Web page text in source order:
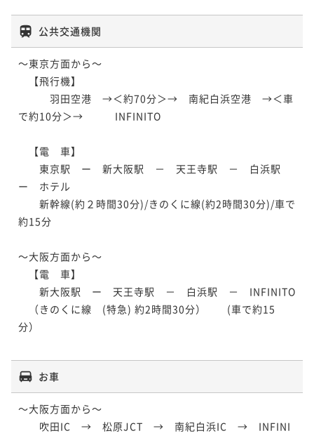
公共交通機関
～東京方面から～
【飛行機】
羽田空港　→＜約70分＞→　南紀白浜空港　→＜車
で約10分＞→　　　INFINITO
【電　車】
東京駅　ー　新大阪駅　－　天王寺駅　－　白浜駅
ー　ホテル
新幹線(約２時間30分)/きのくに線(約2時間30分)/車で
約15分
～大阪方面から～
【電　車】
新大阪駅　ー　天王寺駅　－　白浜駅　－　INFINITO
（きのくに線　(特急) 約2時間30分）　　(車で約15
分）
お車
～大阪方面から～
吹田IC　→　松原JCT　→　南紀白浜IC　→　INFINI